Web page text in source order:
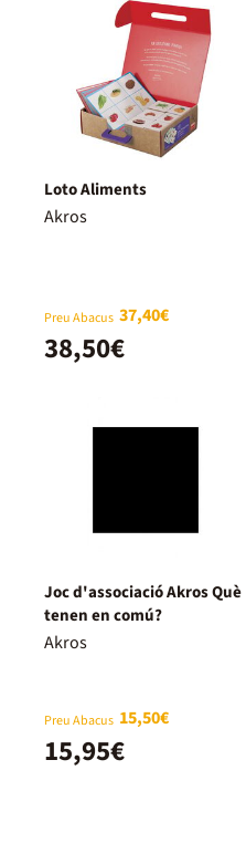
Loto Aliments
Akros
Preu Abacus 37,40€
38,50€
Joc d'associació Akros Què
tenen en comú?
Akros
Preu Abacus 15,50€
15,95€